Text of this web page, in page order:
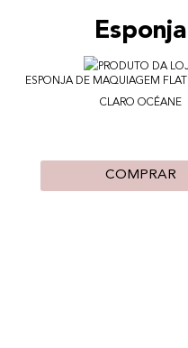
ESPONJA DE MAQUIAGEM
CLARO OCÉANE
COMPRAR